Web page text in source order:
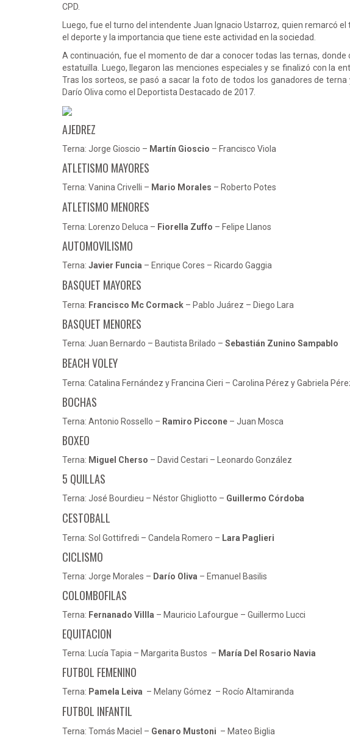
CPD.
Luego, fue el turno del intendente Juan Ignacio Ustarroz, quien remarcó
el deporte y la importancia que tiene este actividad en la sociedad.
A continuación, fue el momento de dar a conocer todas las ternas,
estatuilla. Luego, llegaron las menciones especiales y se finalizó con la
Tras los sorteos, se pasó a sacar la foto de todos los ganadores de
Darío Oliva como el Deportista Destacado de 2017.
AJEDREZ
Terna: Jorge Gioscio – Martín Gioscio – Francisco Viola
ATLETISMO MAYORES
Terna: Vanina Crivelli – Mario Morales – Roberto Potes
ATLETISMO MENORES
Terna: Lorenzo Deluca – Fiorella Zuffo – Felipe Llanos
AUTOMOVILISMO
Terna: Javier Funcia – Enrique Cores – Ricardo Gaggia
BASQUET MAYORES
Terna: Francisco Mc Cormack – Pablo Juárez – Diego Lara
BASQUET MENORES
Terna: Juan Bernardo – Bautista Brilado – Sebastián Zunino Sampablo
BEACH VOLEY
Terna: Catalina Fernández y Francina Cieri – Carolina Pérez y Gabriela
BOCHAS
Terna: Antonio Rossello – Ramiro Piccone – Juan Mosca
BOXEO
Terna: Miguel Cherso – David Cestari – Leonardo González
5 QUILLAS
Terna: José Bourdieu – Néstor Ghigliotto – Guillermo Córdoba
CESTOBALL
Terna: Sol Gottifredi – Candela Romero – Lara Paglieri
CICLISMO
Terna: Jorge Morales – Darío Oliva – Emanuel Basilis
COLOMBOFILAS
Terna: Fernanado Villla – Mauricio Lafourgue – Guillermo Lucci
EQUITACION
Terna: Lucía Tapia – Margarita Bustos – María Del Rosario Navia
FUTBOL FEMENINO
Terna: Pamela Leiva – Melany Gómez – Rocío Altamiranda
FUTBOL INFANTIL
Terna: Tomás Maciel – Genaro Mustoni – Mateo Biglia